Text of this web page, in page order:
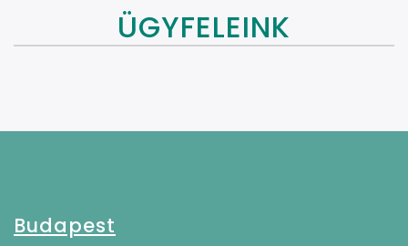
ÜGYFELEINK
Budapest